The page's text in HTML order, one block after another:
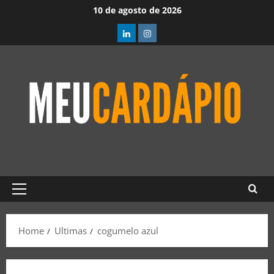
10 de agosto de 2026
Home Ultimas cogumelo azul